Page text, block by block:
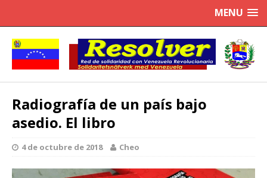
MENU
Radiografía de un país bajo
asedio. El libro
4 de octubre de 2018 Cheo